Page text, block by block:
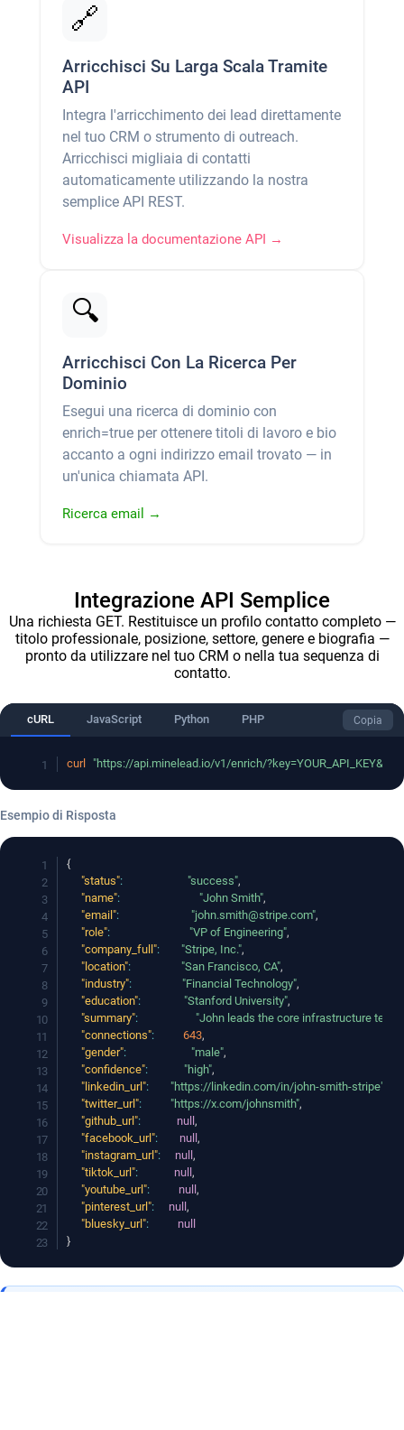
🔗
Arricchisci Su Larga Scala Tramite
API
Integra l'arricchimento dei lead direttamente
nel tuo CRM o strumento di outreach.
Arricchisci migliaia di contatti
automaticamente utilizzando la nostra
semplice API REST.
Visualizza la documentazione API →
🔍
Arricchisci Con La Ricerca Per
Dominio
Esegui una ricerca di dominio con
enrich=true per ottenere titoli di lavoro e bio
accanto a ogni indirizzo email trovato — in
un'unica chiamata API.
Ricerca email →
Integrazione API Semplice
Una richiesta GET. Restituisce un profilo contatto completo —
titolo professionale, posizione, settore, genere e biografia —
pronto da utilizzare nel tuo CRM o nella tua sequenza di
contatto.
cURL JavaScript Python PHP Copia
curl "https://api.minelead.io/v1/enrich/
Esempio di Risposta
{
"status": "success",
"name": "John Smith",
"email": "john.smith@stripe.com",
"role": "VP of Engineering",
"company_full": "Stripe, Inc.",
"location": "San Francisco, CA",
"industry": "Financial Technology",
"education": "Stanford University",
"summary":
"John leads the core infrastructure
"connections": 643,
"gender": "male",
"confidence": "high",
"linkedin_url": "https://linkedin.com/in/john-smith-stripe"
"twitter_url": "https://x.com/johnsmith",
"github_url": null,
"facebook_url": null,
"instagram_url": null,
"tiktok_url": null,
"youtube_url": null,
"pinterest_url": null,
"bluesky_url":
null
}